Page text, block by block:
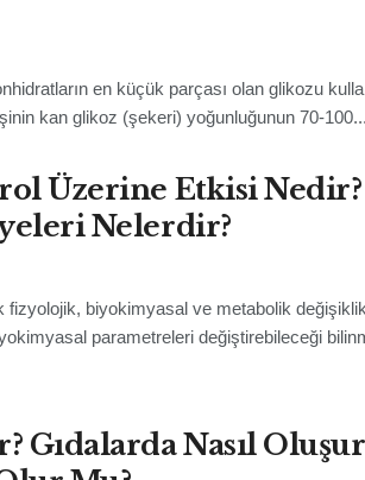
en küçük parçası olan glikozu
kan glikoz (şekeri) yoğunluğunun 70-
Üzerine Etkisi Nedir?
Nelerdir?
fizyolojik, biyokimyasal ve metabolik
parametreleri değiştirebileceği
Gıdalarda Nasıl